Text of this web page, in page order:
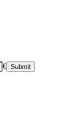
€ Submit